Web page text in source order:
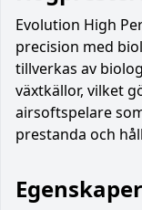
Evolution High
precision med
tillverkas av
växtkällor, vilket
airsoftspelare
prestanda och
Egenskaper